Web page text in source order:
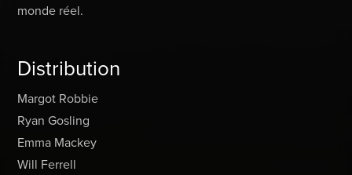
monde réel.
Distribution
Margot Robbie
Ryan Gosling
Emma Mackey
Will Ferrell